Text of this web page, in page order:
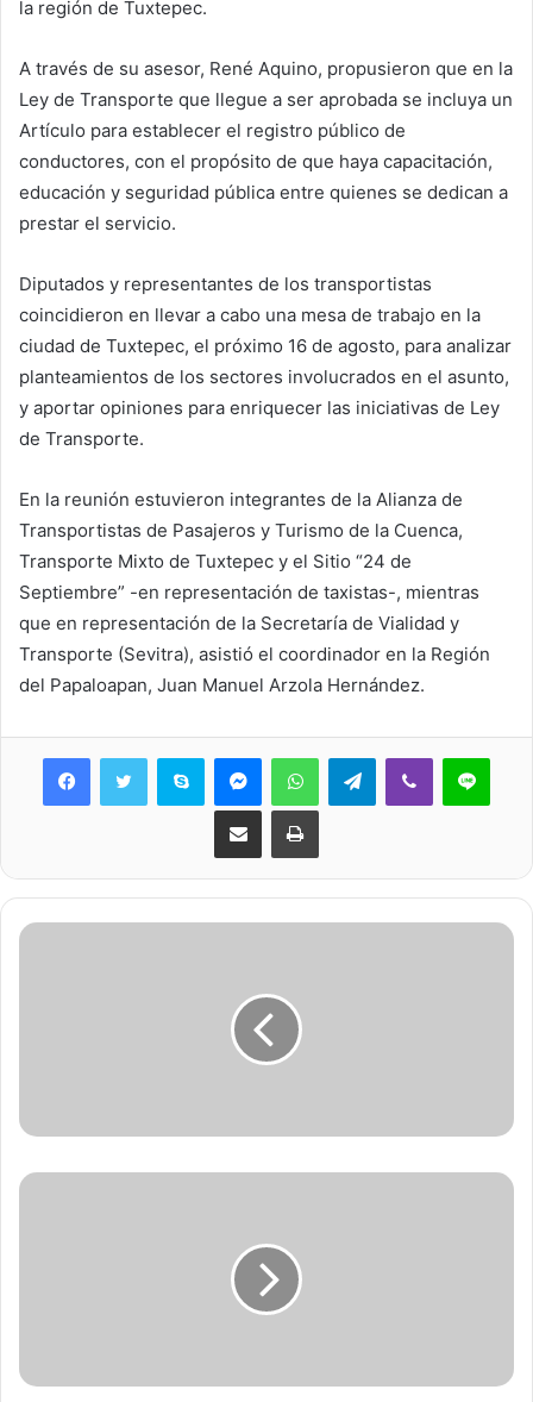
la región de Tuxtepec.
A través de su asesor, René Aquino, propusieron que en la
Ley de Transporte que llegue a ser aprobada se incluya un
Artículo para establecer el registro público de
conductores, con el propósito de que haya capacitación,
educación y seguridad pública entre quienes se dedican a
prestar el servicio.
Diputados y representantes de los transportistas
coincidieron en llevar a cabo una mesa de trabajo en la
ciudad de Tuxtepec, el próximo 16 de agosto, para analizar
planteamientos de los sectores involucrados en el asunto,
y aportar opiniones para enriquecer las iniciativas de Ley
de Transporte.
En la reunión estuvieron integrantes de la Alianza de
Transportistas de Pasajeros y Turismo de la Cuenca,
Transporte Mixto de Tuxtepec y el Sitio “24 de
Septiembre” -en representación de taxistas-, mientras
que en representación de la Secretaría de Vialidad y
Transporte (Sevitra), asistió el coordinador en la Región
del Papaloapan, Juan Manuel Arzola Hernández.
Skype MessengerWhatsAppTelegramViber Line
Share via Email Print